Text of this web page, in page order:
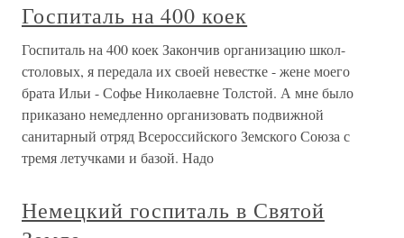
Госпиталь на 400 коек
Госпиталь на 400 коек Закончив организацию школ-
столовых, я передала их своей невестке - жене моего
брата Ильи - Софье Николаевне Толстой. А мне было
приказано немедленно организовать подвижной
санитарный отряд Всероссийского Земского Союза с
тремя летучками и базой. Надо
Немецкий госпиталь в Святой